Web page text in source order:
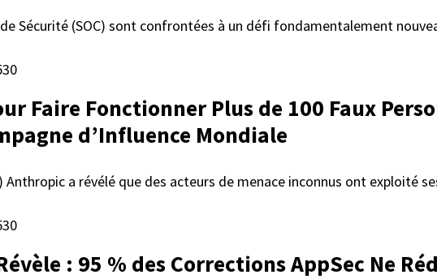
de Sécurité (SOC) sont confrontées à un défi fondamentalement
Faire Fonctionner Plus de 100 Faux
d’Influence Mondiale
a révélé que des acteurs de menace inconnus ont exploité
: 95 % des Corrections AppSec Ne